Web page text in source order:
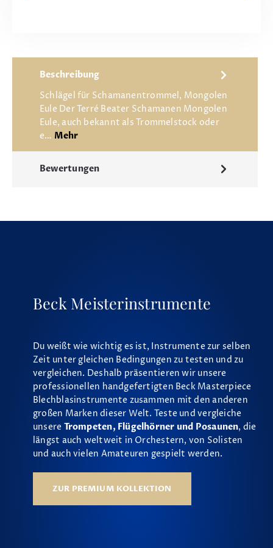
Beschreibung
Schlägel für Schamanentrommel, Mongolen
Eule Der Terré Beater Schamanen Mongolen
Eule, auch bekannt als Trommelstock oder
e… Mehr
Bewertungen
Beck Meisterinstrumente
Du weißt wie wichtig es ist, Instrumente zur selben
Zeit unter gleichen Bedingungen zu testen und zu
vergleichen. Deshalb präsentieren wir unsere
professionellen handgefertigten Beck Masterpiece
Blechblasinstrumente zusammen mit den anderen
großen Marken dieser Welt. Teste und vergleiche
unsere Trompeten, Flügelhörner und Posaunen, die
längst auch weltweit in Orchestern, von Solisten
und auch vielen Amateuren gespielt werden.
ZUR PREMIUM KOLLEKTION